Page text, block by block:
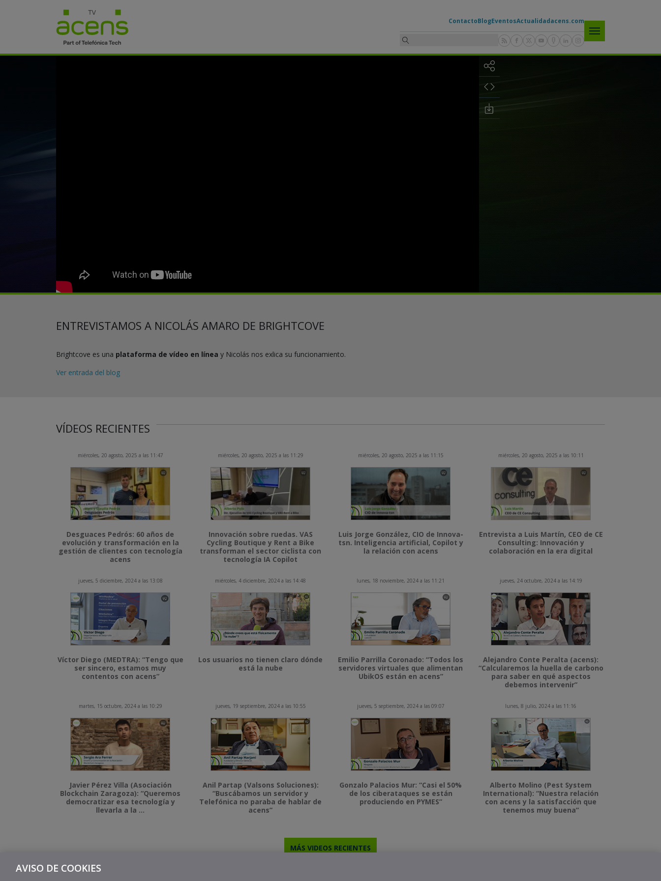
ContactoBlogEventosActualidadacens.com
ENTREVISTAMOS A NICOLÁS AMARO DE BRIGHTCOVE
Brightcove es una plataforma de vídeo en línea y Nicolás nos exlica su funcionamiento.
Ver entrada del blog
VÍDEOS RECIENTES
miércoles, 20 agosto, 2025 a las 11:47
Desguaces Pedrós: 60 años de
evolución y transformación en la
gestión de clientes con tecnología
acens
miércoles, 20 agosto, 2025 a las 11:29
Innovación sobre ruedas. VAS
Cycling Boutique y Rent a Bike
transforman el sector ciclista con
tecnología IA Copilot
miércoles, 20 agosto, 2025 a las 11:15
Luis Jorge González, CIO de Innova-
tsn. Inteligencia artificial, Copilot y
la relación con acens
miércoles, 20 agosto, 2025 a las 10:11
Entrevista a Luis Martín, CEO de CE
Consulting: Innovación y
colaboración en la era digital
jueves, 5 diciembre, 2024 a las 13:08
Víctor Diego (MEDTRA): “Tengo que
ser sincero, estamos muy
contentos con acens”
miércoles, 4 diciembre, 2024 a las 14:48
Los usuarios no tienen claro dónde
está la nube
lunes, 18 noviembre, 2024 a las 11:21
Emilio Parrilla Coronado: “Todos los
servidores virtuales que alimentan
UbikOS están en acens”
jueves, 24 octubre, 2024 a las 14:19
Alejandro Conte Peralta (acens):
“Calcularemos la huella de carbono
para saber en qué aspectos
debemos intervenir”
martes, 15 octubre, 2024 a las 10:29
Javier Pérez Villa (Asociación
Blockchain Zaragoza): “Queremos
democratizar esa tecnología y
llevarla a la ...
jueves, 19 septiembre, 2024 a las 10:55
Anil Partap (Valsons Soluciones):
“Buscábamos un servidor y
Telefónica no paraba de hablar de
acens”
jueves, 5 septiembre, 2024 a las 09:07
Gonzalo Palacios Mur: “Casi el 50%
de los ciberataques se están
produciendo en PYMES”
lunes, 8 julio, 2024 a las 11:16
Alberto Molino (Pest System
International): “Nuestra relación
con acens y la satisfacción que
tenemos muy buena”
MÁS VIDEOS RECIENTES
AVISO DE COOKIES